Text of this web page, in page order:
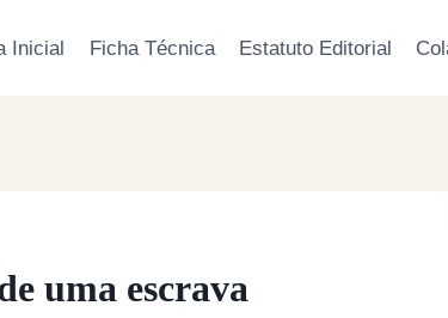
Inicial Ficha Técnica Estatuto Editorial
uma escrava